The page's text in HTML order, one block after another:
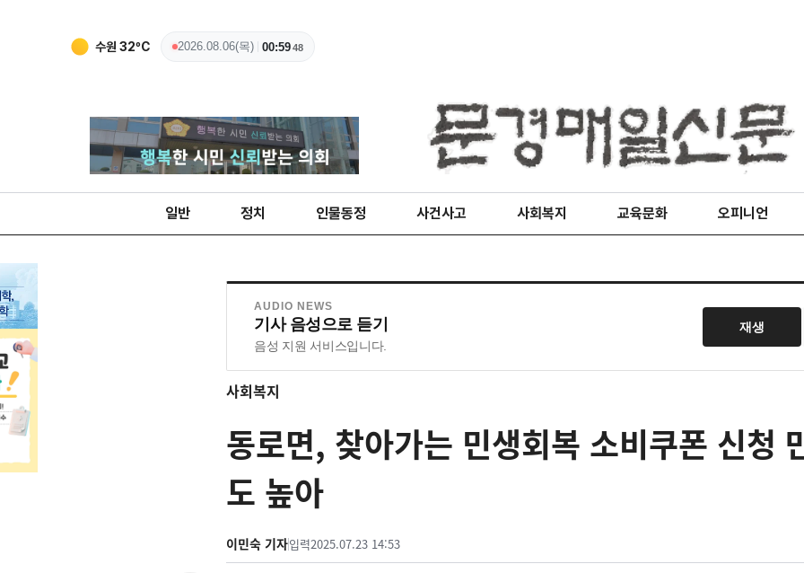
청주 29ºC 2026.08.06(목) 00:59 50
일반 정치 인물동정 사건사고 사회복지 교육문화 오피니언
AUDIO NEWS
기사 음성으로 듣기
음성 지원 서비스입니다.
재생
사회복지
동로면, 찾아가는 민생회복 소비쿠폰 신청
도 높아
이민숙 기자입력2025.07.23 14:53